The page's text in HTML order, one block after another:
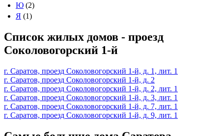
Ю (2)
Я (1)
Список жилых домов - проезд
Соколовогорский 1-й
г. Саратов, проезд Соколовогорский 1-й, д. 1, лит. 1
г. Саратов, проезд Соколовогорский 1-й, д. 2
г. Саратов, проезд Соколовогорский 1-й, д. 2, лит. 1
г. Саратов, проезд Соколовогорский 1-й, д. 3, лит. 1
г. Саратов, проезд Соколовогорский 1-й, д. 7, лит. 1
г. Саратов, проезд Соколовогорский 1-й, д. 9, лит. 1